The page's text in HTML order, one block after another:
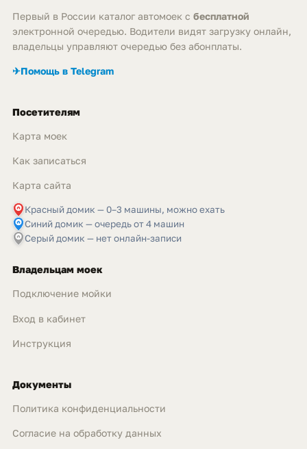
Первый в России каталог автомоек с бесплатной
электронной очередью. Водители видят загрузку онлайн,
владельцы управляют очередью без абонплаты.
✈Помощь в Telegram
Посетителям
Карта моек
Как записаться
Карта сайта
Красный домик — 0–3 машины, можно ехать
Синий домик — очередь от 4 машин
Серый домик — нет онлайн-записи
Владельцам моек
Подключение мойки
Вход в кабинет
Инструкция
Документы
Политика конфиденциальности
Согласие на обработку данных